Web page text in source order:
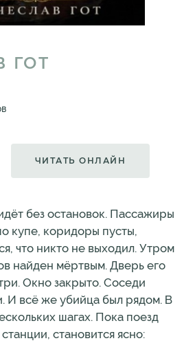
ГОТ
ЧИТАТЬ ОНЛАЙН
без остановок. Пассажиры
купе, коридоры пусты,
что никто не выходил. Утром
найден мёртвым. Дверь его
Окно закрыто. Соседи
И всё же убийца был рядом. В
шагах. Пока поезд
становится ясно: